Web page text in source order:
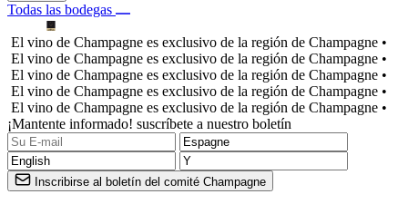
Todas las bodegas
El vino de Champagne es exclusivo de la región de Champagne •
El vino de Champagne es exclusivo de la región de Champagne •
El vino de Champagne es exclusivo de la región de Champagne •
El vino de Champagne es exclusivo de la región de Champagne •
El vino de Champagne es exclusivo de la región de Champagne •
¡Mantente informado! suscríbete a nuestro boletín
Inscribirse al boletín del comité Champagne